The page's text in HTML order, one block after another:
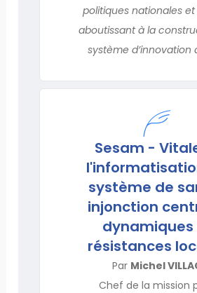
politiques nationales
aboutissant à la
système d’innovation
Sesam -
système de
injonction
dynamiques
résistances
Par Michel
Chef de la mission